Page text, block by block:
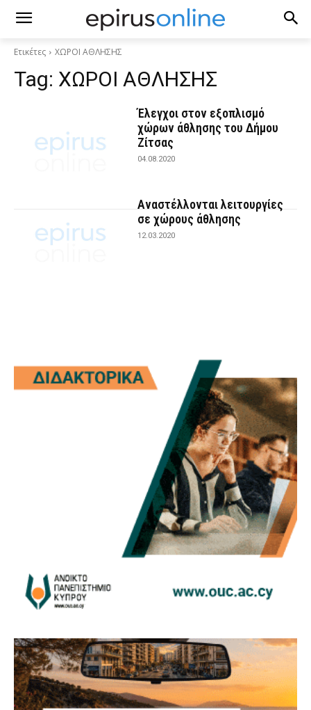
Ετικέτες ΧΩΡΟΙ ΑΘΛΗΣΗΣ
Tag: ΧΩΡΟΙ ΑΘΛΗΣΗΣ
Έλεγχοι στον εξοπλισμό
χώρων άθλησης του Δήμου
Ζίτσας
04.08.2020
Αναστέλλονται λειτουργίες
σε χώρους άθλησης
12.03.2020